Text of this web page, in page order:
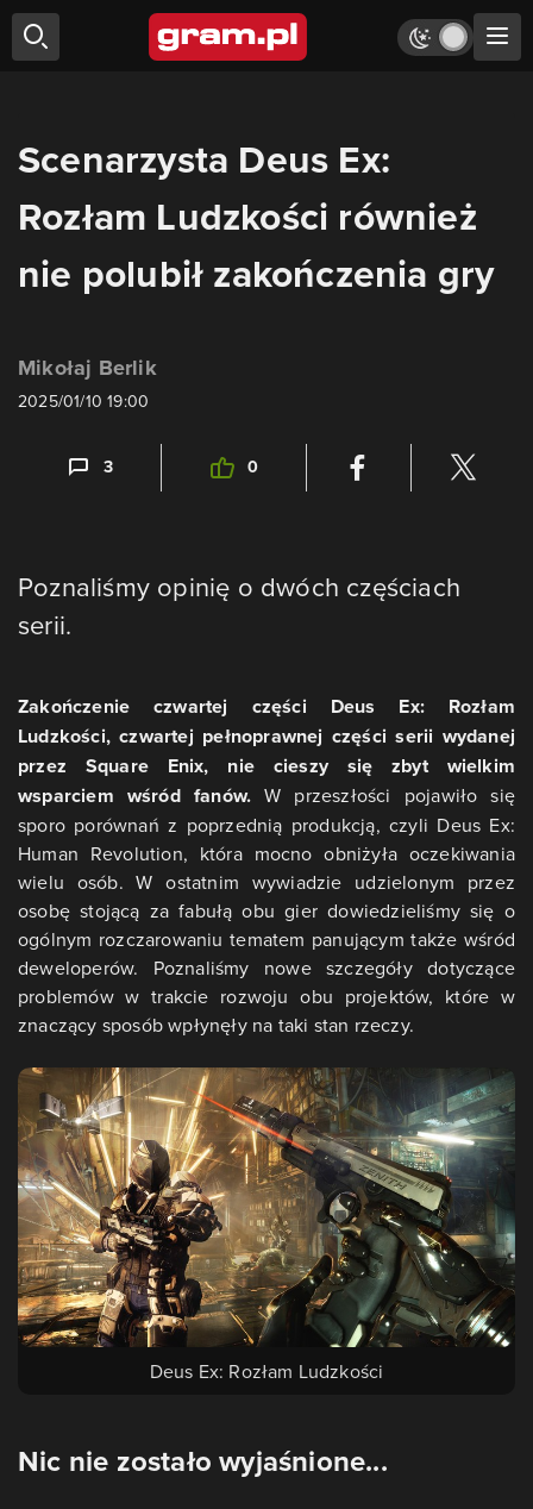
Scenarzysta Deus Ex:
Rozłam Ludzkości również
nie polubił zakończenia gry
Mikołaj Berlik
2025/01/10 19:00
3 0
Poznaliśmy opinię o dwóch częściach
serii.
Zakończenie czwartej części Deus Ex: Rozłam
Ludzkości, czwartej pełnoprawnej części serii wydanej
przez Square Enix, nie cieszy się zbyt wielkim
wsparciem wśród fanów.W przeszłości pojawiło się
sporo porównań z poprzednią produkcją, czyli Deus Ex:
Human Revolution, która mocno obniżyła oczekiwania
wielu osób. W ostatnim wywiadzie udzielonym przez
osobę stojącą za fabułą obu gier dowiedzieliśmy się o
ogólnym rozczarowaniu tematem panującym także wśród
deweloperów. Poznaliśmy nowe szczegóły dotyczące
problemów w trakcie rozwoju obu projektów, które w
znaczący sposób wpłynęły na taki stan rzeczy.
Deus Ex: Rozłam Ludzkości
Nic nie zostało wyjaśnione...